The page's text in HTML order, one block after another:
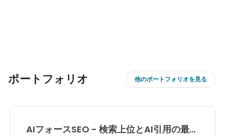
ポートフォリオ 他のポートフォリオを見る
AIフォースSEO - 検索上位とAI引用の最大